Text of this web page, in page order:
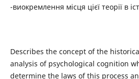
-виокремлення місця цієї теорії в
Describes the concept of the
analysis of psychological cognition
determine the laws of this process